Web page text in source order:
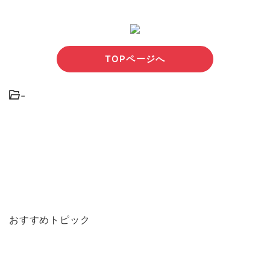
TOPページへ
-
おすすめトピック